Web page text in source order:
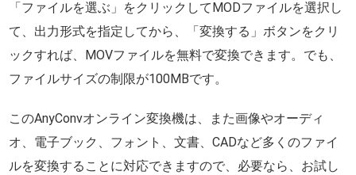
「ファイルを選ぶ」をクリックしてMODファイルを選択し
て、出力形式を指定してから、「変換する」ボタンをクリ
ックすれば、MOVファイルを無料で変換できます。でも、
ファイルサイズの制限が100MBです。
このAnyConvオンライン変換機は、また画像やオーディ
オ、電子ブック、フォント、文書、CADなど多くのファイ
ルを変換することに対応できますので、必要なら、お試し